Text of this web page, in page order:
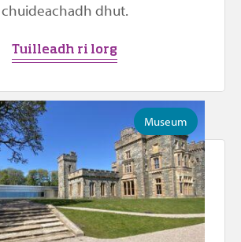
chuideachadh dhut.
Tuilleadh ri lorg
Museum